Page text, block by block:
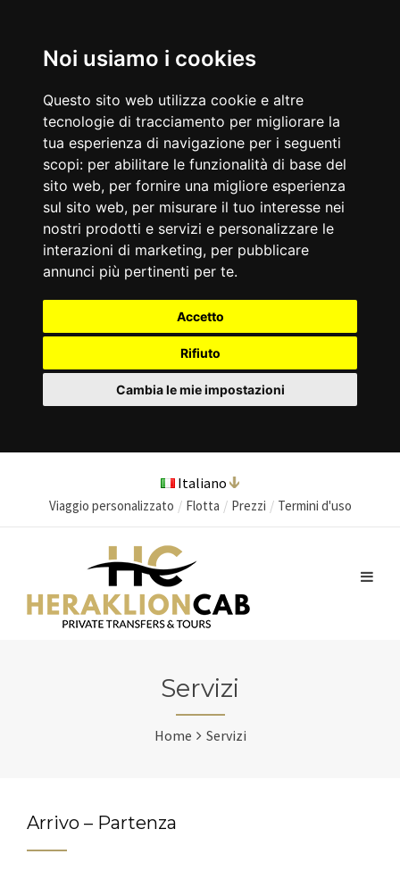
Noi usiamo i cookies
Questo sito web utilizza cookie e altre
tecnologie di tracciamento per migliorare la
tua esperienza di navigazione per i seguenti
scopi: per abilitare le funzionalità di base del
sito web, per fornire una migliore esperienza
sul sito web, per misurare il tuo interesse nei
nostri prodotti e servizi e personalizzare le
interazioni di marketing, per pubblicare
annunci più pertinenti per te.
Accetto
Rifiuto
Cambia le mie impostazioni
Italiano
Viaggio personalizzato Flotta Prezzi Termini d'uso
Servizi
Home Servizi
Arrivo – Partenza